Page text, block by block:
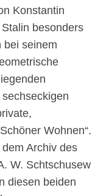
Konstantin
besonders
bei seinem
Wohnen“.
Archiv des
W. Schtschusew
diesen beiden